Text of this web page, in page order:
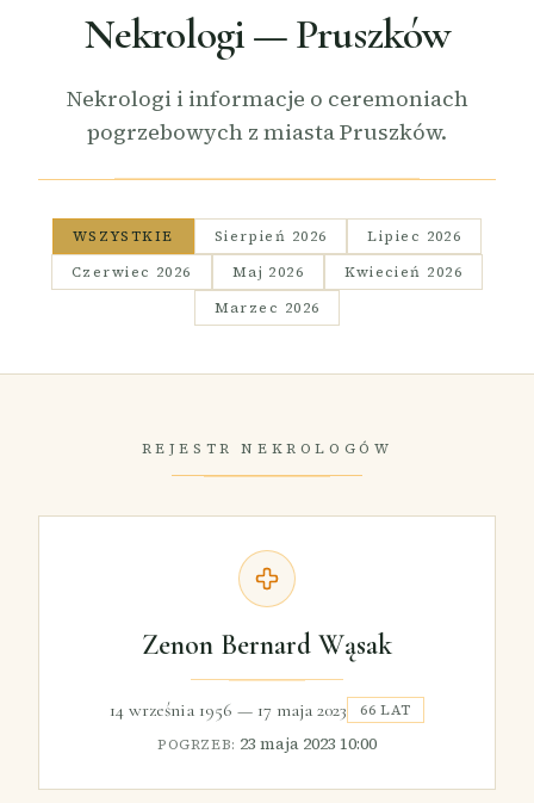
Nekrologi — Pruszków
Nekrologi i informacje o ceremoniach
pogrzebowych z miasta Pruszków.
WSZYSTKIE Sierpień 2026
Lipiec 2026
Czerwiec 2026
Maj 2026
Kwiecień 2026
Marzec 2026
REJESTR NEKROLOGÓW
Zenon Bernard Wąsak
14 września 1956 — 17 maja 2023
66 LAT
POGRZEB: 23 maja 2023 10:00